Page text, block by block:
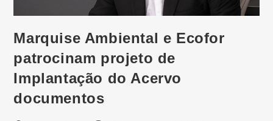
Marquise Ambiental e Ecofor
patrocinam projeto de
Implantação do Acervo
documentos